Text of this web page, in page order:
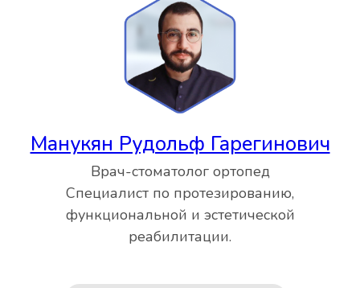
Манукян Рудольф Гарегинович
Врач-стоматолог ортопед
Специалист по протезированию,
функциональной и эстетической
реабилитации.